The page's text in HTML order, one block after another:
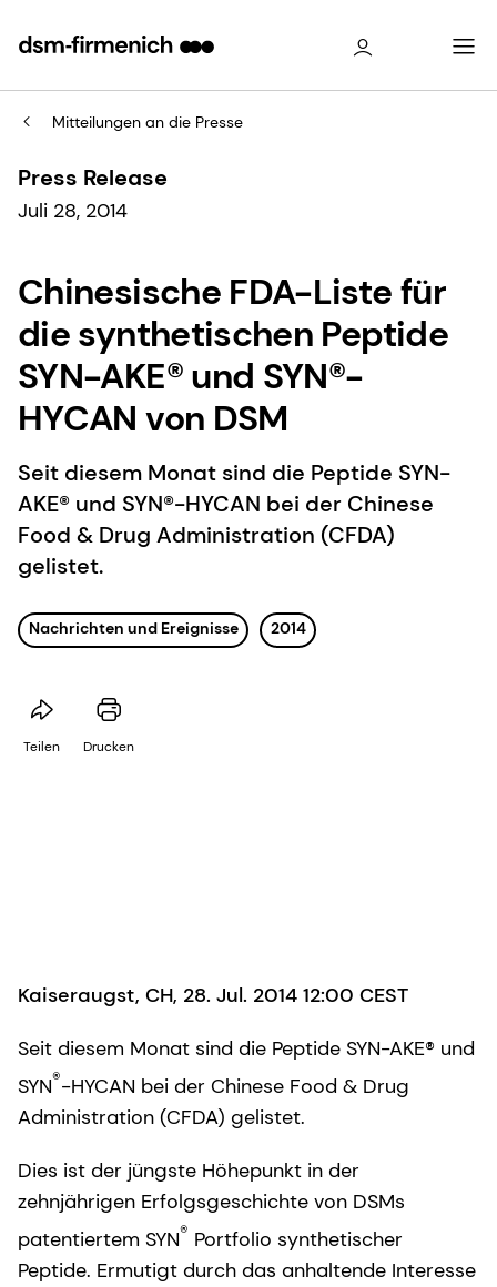
Mitteilungen an die Presse
Press Release
Juli 28, 2014
Chinesische FDA-Liste für
die synthetischen Peptide
SYN-AKE® und SYN®-
HYCAN von DSM
Seit diesem Monat sind die Peptide SYN-
AKE® und SYN®-HYCAN bei der Chinese
Food & Drug Administration (CFDA)
gelistet.
Nachrichten und Ereignisse 2014
Teilen Drucken
Kaiseraugst, CH, 28. Jul. 2014 12:00 CEST
Seit diesem Monat sind die Peptide SYN-AKE® und
SYN®-HYCAN bei der Chinese Food & Drug
Administration (CFDA) gelistet.
Dies ist der jüngste Höhepunkt in der
zehnjährigen Erfolgsgeschichte von DSMs
patentiertem SYN® Portfolio synthetischer
Peptide. Ermutigt durch das anhaltende Interesse